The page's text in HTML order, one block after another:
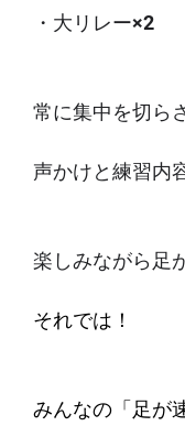
・大リレー×2
常に集中を切ら
声かけと練習内
楽しみながら足
それでは！
みんなの「足が